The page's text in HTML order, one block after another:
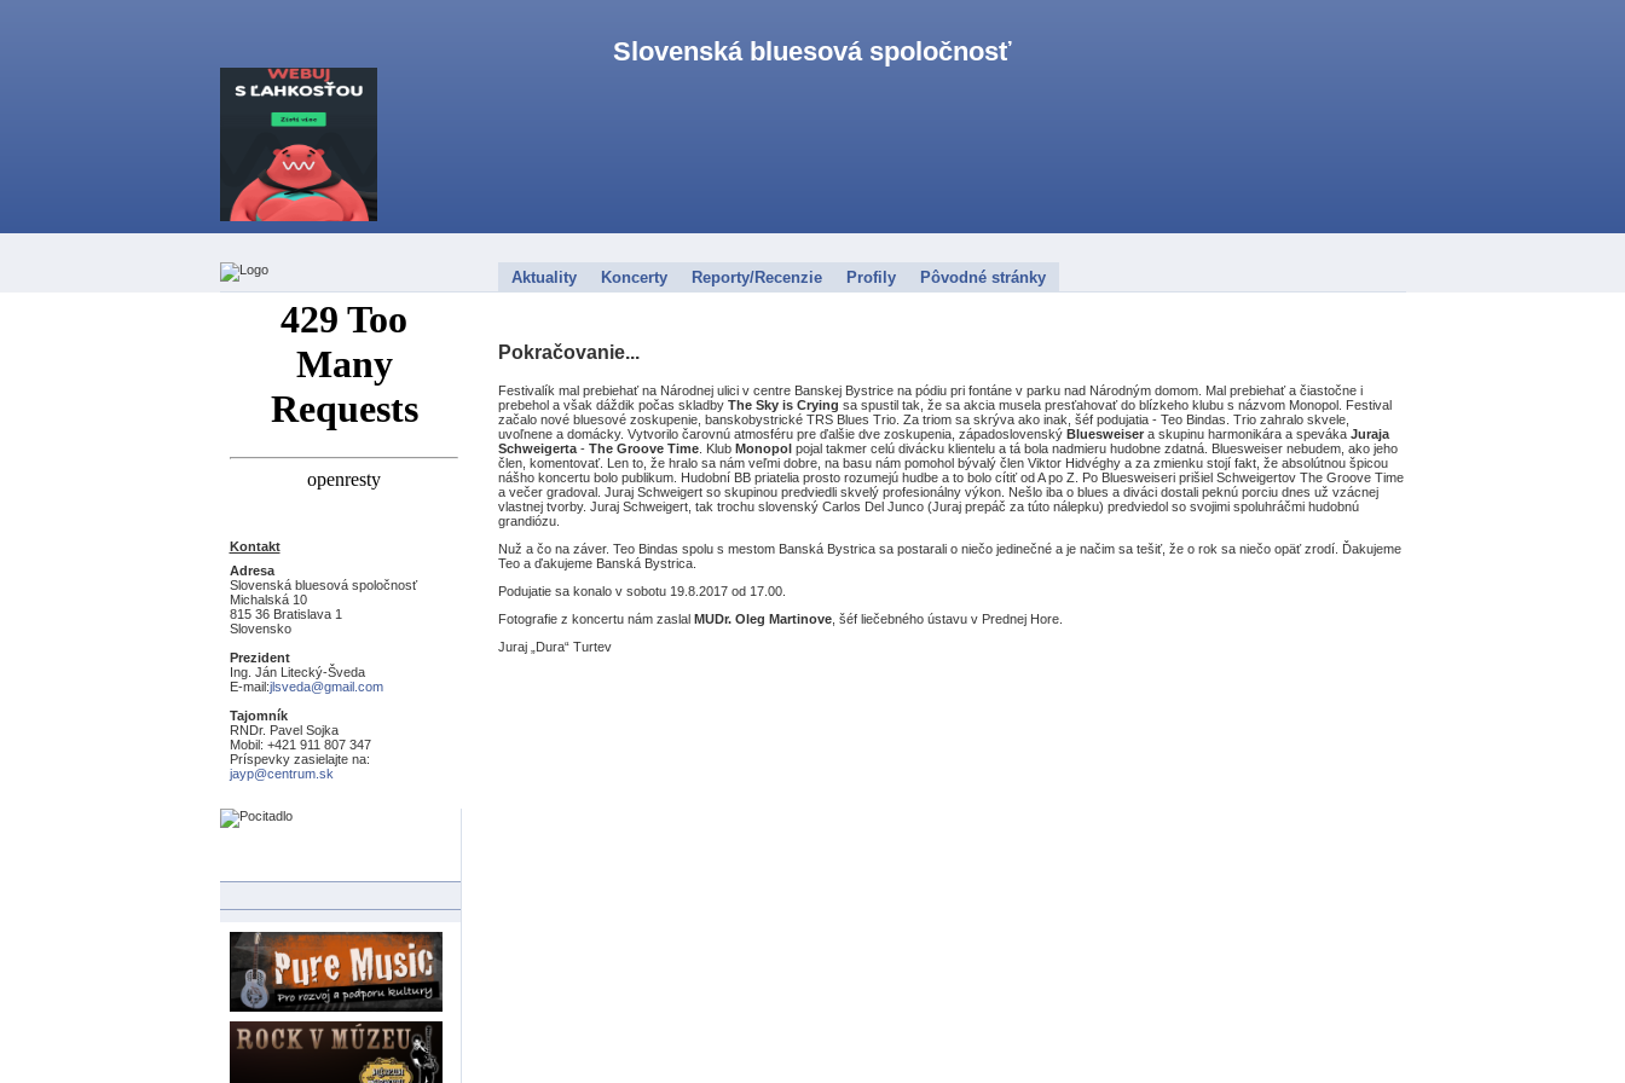
Slovenská bluesová spoločnosť
Aktuality Koncerty Reporty/Recenzie Profily Pôvodné stránky
Pokračovanie...
Festivalík mal prebiehať na Národnej ulici v centre Banskej Bystrice na pódiu pri fontáne v parku nad Národným domom. Mal prebiehať a čiastočne i
prebehol a však dáždik počas skladby The Sky is Crying sa spustil tak, že sa akcia musela presťahovať do blízkeho klubu s názvom Monopol. Festival
začalo nové bluesové zoskupenie, banskobystrické TRS Blues Trio. Za triom sa skrýva ako inak, šéf podujatia - Teo Bindas. Trio zahralo skvele,
uvoľnene a domácky. Vytvorilo čarovnú atmosféru pre ďalšie dve zoskupenia, západoslovenský Bluesweisera skupinu harmonikára a speváka Juraja
Schweigerta- The Groove Time. Klub Monopolpojal takmer celú divácku klientelu a tá bola nadmieru hudobne zdatná. Bluesweiser nebudem, ako jeho
člen, komentovať. Len to, že hralo sa nám veľmi dobre, na basu nám pomohol bývalý člen Viktor Hidvéghy a za zmienku stojí fakt, že absolútnou špicou
nášho koncertu bolo publikum. Hudobní BB priatelia prosto rozumejú hudbe a to bolo cítiť od A po Z. Po Bluesweiseri prišiel Schweigertov The Groove Time
a večer gradoval. Juraj Schweigert so skupinou predviedli skvelý profesionálny výkon. Nešlo iba o blues a diváci dostali peknú porciu dnes už vzácnej
vlastnej tvorby. Juraj Schweigert, tak trochu slovenský Carlos Del Junco (Juraj prepáč za túto nálepku) predviedol so svojimi spoluhráčmi hudobnú
grandiózu.
Nuž a čo na záver. Teo Bindas spolu s mestom Banská Bystrica sa postarali o niečo jedinečné a je načim sa tešiť, že o rok sa niečo opäť zrodí. Ďakujeme
Teo a ďakujeme Banská Bystrica.
Podujatie sa konalo v sobotu 19.8.2017 od 17.00.
Fotografie z koncertu nám zaslal MUDr. Oleg Martinove, šéf liečebného ústavu v Prednej Hore.
Juraj „Dura“ Turtev
Kontakt
Adresa
Slovenská bluesová spoločnosť
Michalská 10
815 36 Bratislava 1
Slovensko
Prezident
Ing. Ján Litecký-Šveda
E-mail:jlsveda@gmail.com
Tajomník
RNDr. Pavel Sojka
Mobil: +421 911 807 347
Príspevky zasielajte na:
jayp@centrum.sk